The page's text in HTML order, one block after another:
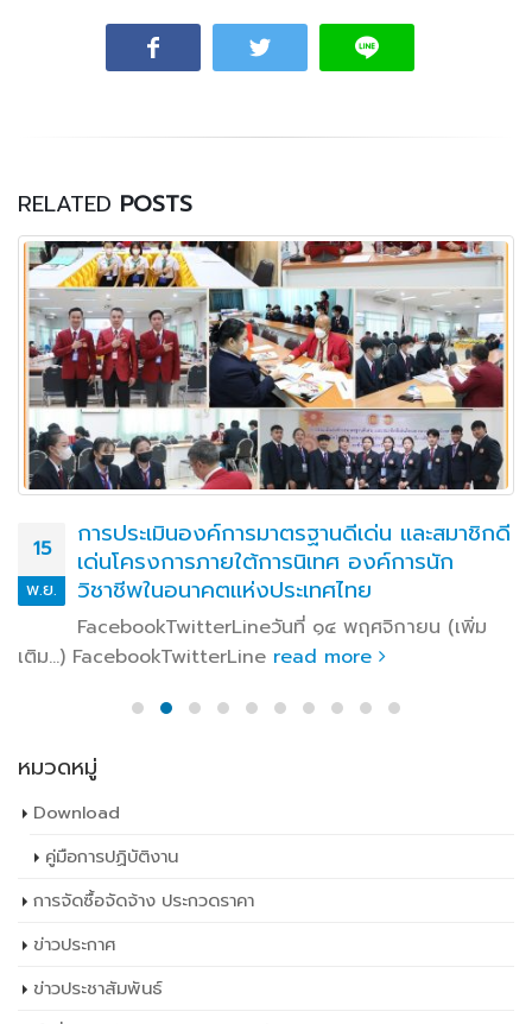
RELATED POSTS
15
พ.ย.
การประเมินองค์การมาตรฐานดีเด่น และสมาชิกดี
เด่นโครงการภายใต้การนิเทศ องค์การนัก
วิชาชีพในอนาคตแห่งประเทศไทย
FacebookTwitterLineวันที่ ๑๔ พฤศจิกายน (เพิ่ม
เติม…) FacebookTwitterLine read more
หมวดหมู่
Download
คู่มือการปฏิบัติงาน
การจัดซื้อจัดจ้าง ประกวดราคา
ข่าวประกาศ
ข่าวประชาสัมพันธ์